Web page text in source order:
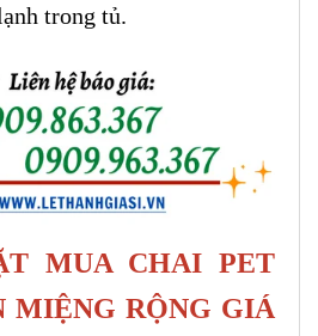
trong tủ.
MUA CHAI PET
MIỆNG RỘNG GIÁ